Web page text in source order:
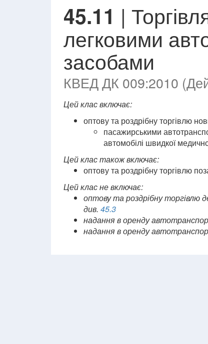
45.11 |
легковими
засобами
КВЕД ДК 009:2010
Цей клас включає:
оптову та роздрібну торгівлю
пасажирськими
автомобілі швидкої
Цей клас також включає:
оптову та роздрібну торгівлю
Цей клас не включає:
оптову та роздрібну торгівлю
див. 45.3
надання в оренду
надання в оренду